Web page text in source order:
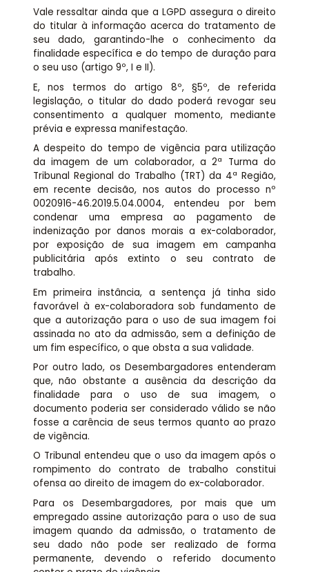
Vale ressaltar ainda que a LGPD assegura o direito
do titular à informação acerca do tratamento de
seu dado, garantindo-lhe o conhecimento da
finalidade específica e do tempo de duração para
o seu uso (artigo 9º, I e II).
E, nos termos do artigo 8º, §5º, de referida
legislação, o titular do dado poderá revogar seu
consentimento a qualquer momento, mediante
prévia e expressa manifestação.
A despeito do tempo de vigência para utilização
da imagem de um colaborador, a 2ª Turma do
Tribunal Regional do Trabalho (TRT) da 4ª Região,
em recente decisão, nos autos do processo nº
0020916-46.2019.5.04.0004, entendeu por bem
condenar uma empresa ao pagamento de
indenização por danos morais a ex-colaborador,
por exposição de sua imagem em campanha
publicitária após extinto o seu contrato de
trabalho.
Em primeira instância, a sentença já tinha sido
favorável à ex-colaboradora sob fundamento de
que a autorização para o uso de sua imagem foi
assinada no ato da admissão, sem a definição de
um fim específico, o que obsta a sua validade.
Por outro lado, os Desembargadores entenderam
que, não obstante a ausência da descrição da
finalidade para o uso de sua imagem, o
documento poderia ser considerado válido se não
fosse a carência de seus termos quanto ao prazo
de vigência.
O Tribunal entendeu que o uso da imagem após o
rompimento do contrato de trabalho constitui
ofensa ao direito de imagem do ex-colaborador.
Para os Desembargadores, por mais que um
empregado assine autorização para o uso de sua
imagem quando da admissão, o tratamento de
seu dado não pode ser realizado de forma
permanente, devendo o referido documento